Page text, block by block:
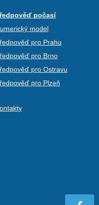
počasí
model
pro Prahu
pro Brno
pro Ostravu
pro Plzeň